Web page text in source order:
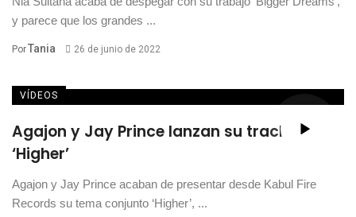
y parece que los grandes ...
PorTania 26 de junio de 2022
VÍDEOS
Agajon y Jay Prince lanzan su track
‘Higher’
Agajon y Jay Prince acaban de presentar desde Kabul Fire
Records su tema conjunto ‘Higher’, ...